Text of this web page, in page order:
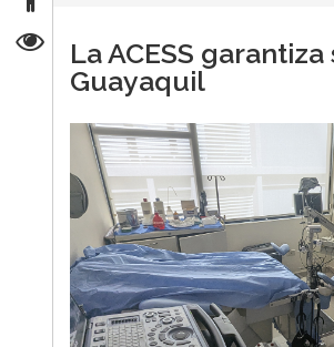
La ACESS
Guayaquil